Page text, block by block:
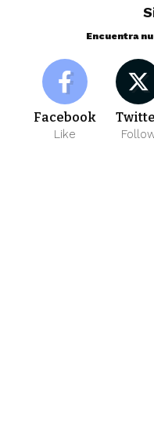
Encuentra
Facebook
Like